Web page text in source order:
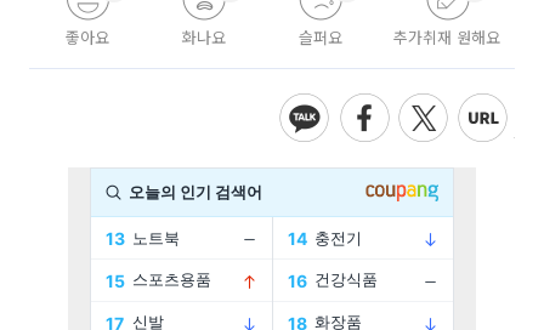
좋아요 화나요 슬퍼요 추가취재 원해요